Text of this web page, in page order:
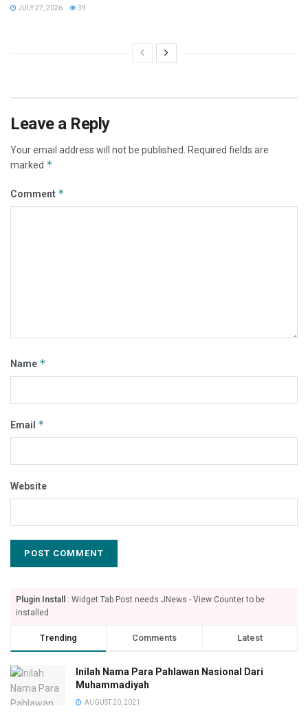
JULY 27, 2026 39
Leave a Reply
Your email address will not be published. Required fields are
marked *
Comment *
Name *
Email *
Website
Plugin Install
: Widget Tab Post needs JNews - View Counter to be
installed
Trending Comments Latest
Inilah Nama Para Pahlawan Nasional Dari
Muhammadiyah
AUGUST 20, 2021